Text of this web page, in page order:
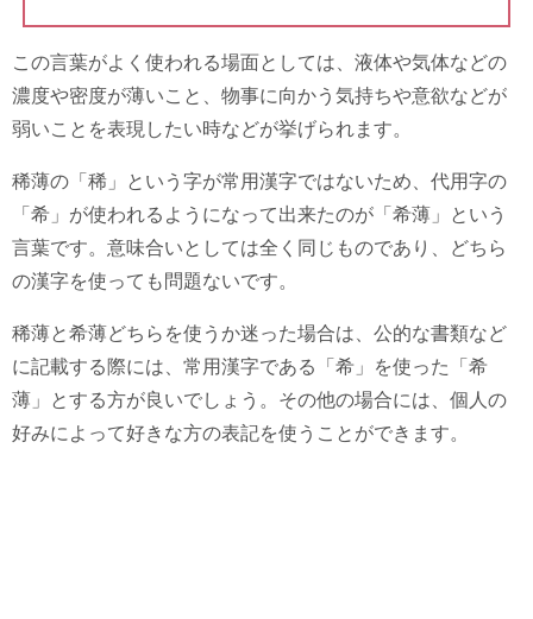
この言葉がよく使われる場面としては、液体や気体などの
濃度や密度が薄いこと、物事に向かう気持ちや意欲などが
弱いことを表現したい時などが挙げられます。
稀薄の「稀」という字が常用漢字ではないため、代用字の
「希」が使われるようになって出来たのが「希薄」という
言葉です。意味合いとしては全く同じものであり、どちら
の漢字を使っても問題ないです。
稀薄と希薄どちらを使うか迷った場合は、公的な書類など
に記載する際には、常用漢字である「希」を使った「希
薄」とする方が良いでしょう。その他の場合には、個人の
好みによって好きな方の表記を使うことができます。